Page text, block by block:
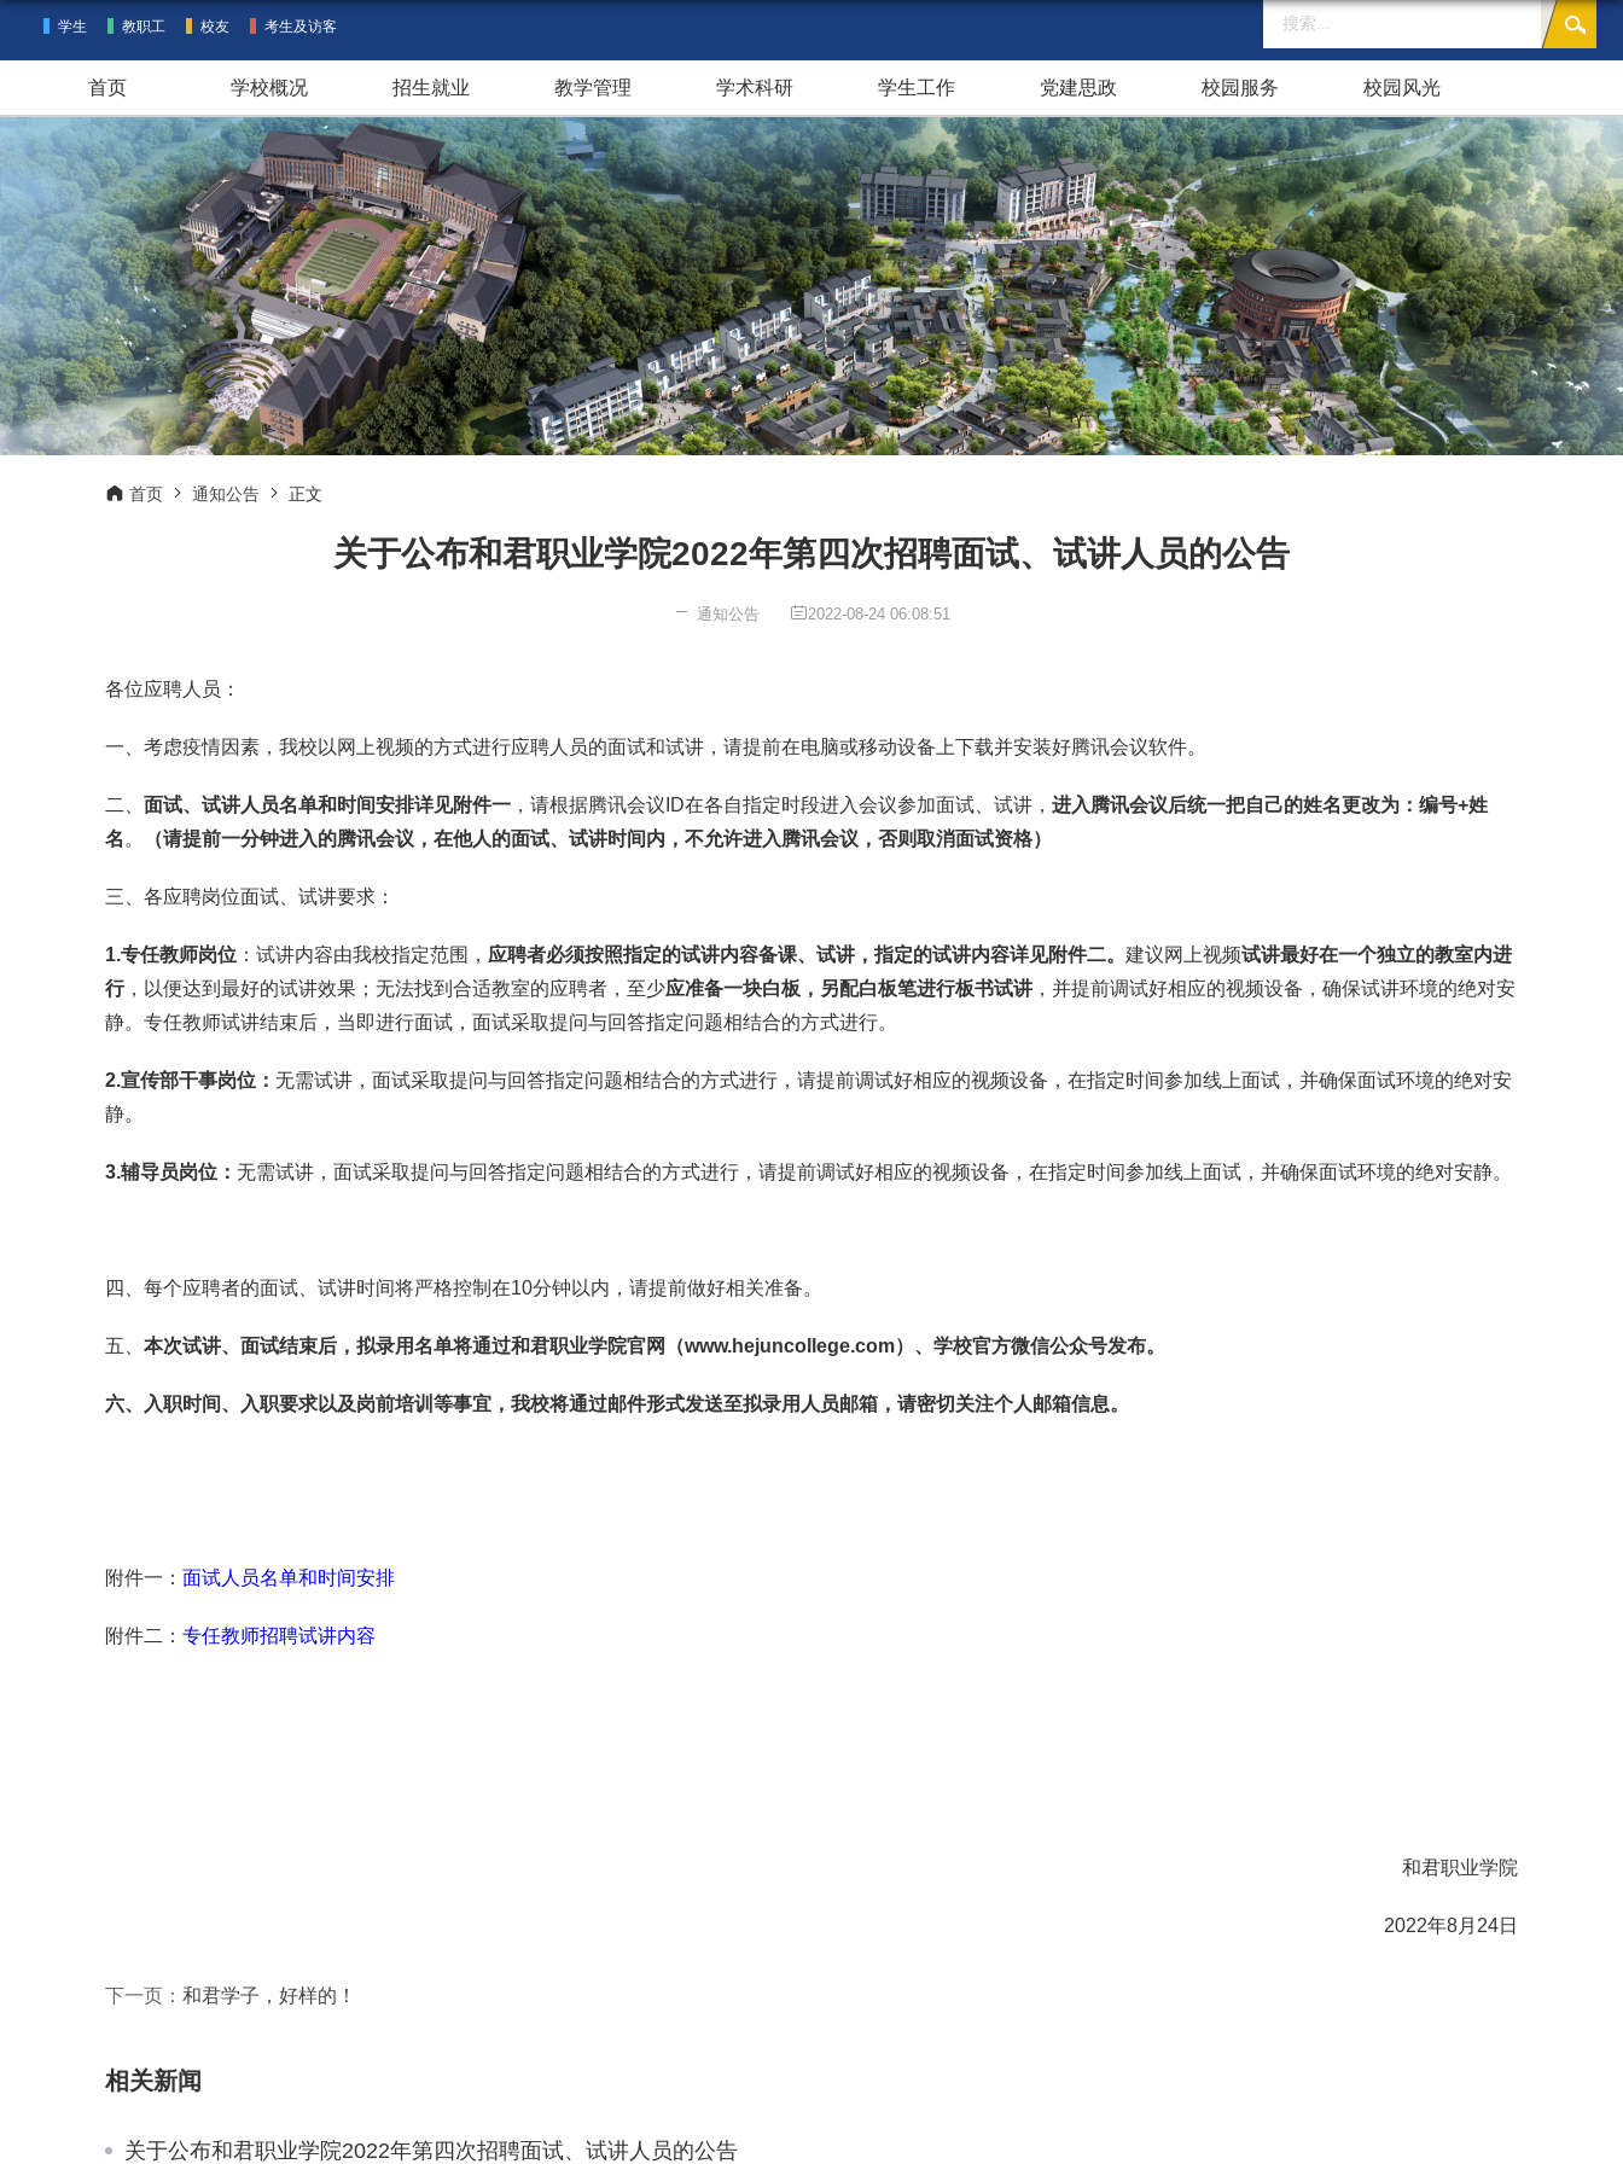
学生 教职工 校友 考生及访客
首页 学校概况 招生就业 教学管理 学术科研 学生工作 党建思政 校园服务 校园风光
首页 通知公告 正文
关于公布和君职业学院2022年第四次招聘面试、试讲人员的公告
通知公告 2022-08-24 06:08:51
各位应聘人员：
一、考虑疫情因素，我校以网上视频的方式进行应聘人员的面试和试讲，请提前在电脑或移动设备上下载并安装好腾讯会议软件。
二、 面试、试讲人员名单和时间安排详见附件一 ，请根据腾讯会议ID在各自指定时段进入会议参加面试、试讲， 进入腾讯会议后统一把自己的姓名更改为：编号+姓
名 。 （请提前一分钟进入的腾讯会议，在他人的面试、试讲时间内，不允许进入腾讯会议，否则取消面试资格）
三、各应聘岗位面试、试讲要求：
1.专任教师岗位 ：试讲内容由我校指定范围， 应聘者必须按照指定的试讲内容备课、试讲，指定的试讲内容详见附件二。 建议网上视频试讲最好在一个独立的教室内进
行，以便达到最好的试讲效果；无法找到合适教室的应聘者，至少应准备一块白板，另配白板笔进行板书试讲 ，并提前调试好相应的视频设备，确保试讲环境的绝对安
静。专任教师试讲结束后，当即进行面试，面试采取提问与回答指定问题相结合的方式进行。
2.宣传部干事岗位： 无需试讲，面试采取提问与回答指定问题相结合的方式进行，请提前调试好相应的视频设备，在指定时间参加线上面试，并确保面试环境的绝对安
静。
3.辅导员岗位： 无需试讲，面试采取提问与回答指定问题相结合的方式进行，请提前调试好相应的视频设备，在指定时间参加线上面试，并确保面试环境的绝对安静。
四、每个应聘者的面试、试讲时间将严格控制在10分钟以内，请提前做好相关准备。
五、 本次试讲、面试结束后，拟录用名单将通过和君职业学院官网（www.hejuncollege.com）、学校官方微信公众号发布。
六、入职时间、入职要求以及岗前培训等事宜，我校将通过邮件形式发送至拟录用人员邮箱，请密切关注个人邮箱信息。
附件一： 面试人员名单和时间安排
附件二： 专任教师招聘试讲内容
和君职业学院
2022年8月24日
下一页： 和君学子，好样的！
相关新闻
关于公布和君职业学院2022年第四次招聘面试、试讲人员的公告